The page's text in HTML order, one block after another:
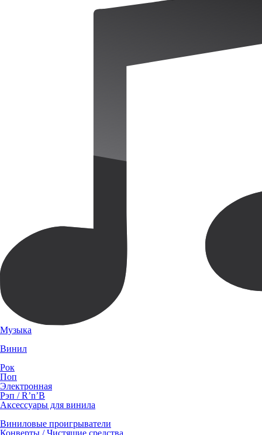
Музыка
Винил
Рок
Поп
Электронная
Рэп / R’n’B
Аксессуары для винила
Виниловые проигрыватели
Конверты / Чистящие средства